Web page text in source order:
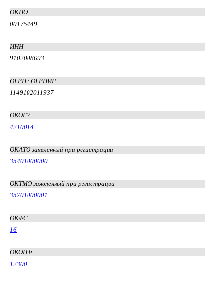
ОКПО
00175449
ИНН
9102008693
ОГРН / ОГРНИП
1149102011937
ОКОГУ
4210014
ОКАТО заявленный при регистрации
35401000000
ОКТМО заявленный при регистрации
35701000001
ОКФС
16
ОКОПФ
12300